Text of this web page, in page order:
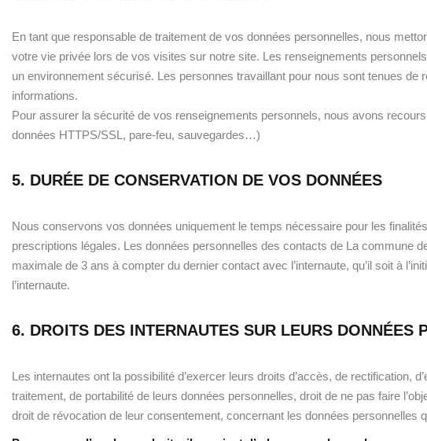
En tant que responsable de traitement de vos données personnelles, nous
votre vie privée lors de vos visites sur notre site. Les renseignements
un environnement sécurisé. Les personnes travaillant pour nous sont tenues de
informations.
Pour assurer la sécurité de vos renseignements personnels, nous avons
données HTTPS/SSL, pare-feu, sauvegardes…)
5. DURÉE DE CONSERVATION DE VOS DONNÉES
Nous conservons vos données uniquement le temps nécessaire pour les
prescriptions légales. Les données personnelles des contacts de La commune
maximale de 3 ans à compter du dernier contact avec l’internaute, qu’il soit à
l’internaute.
6. DROITS DES INTERNAUTES SUR LEURS DONNÉES
Les internautes ont la possibilité d’exercer leurs droits d’accès, de rectification,
traitement, de portabilité de leurs données personnelles, droit de ne pas faire
droit de révocation de leur consentement, concernant les données personnelles